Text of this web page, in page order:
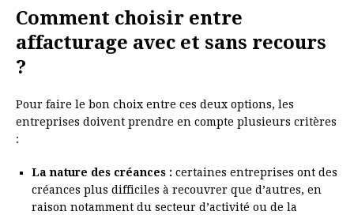
Comment choisir entre
affacturage avec et sans recours
?
Pour faire le bon choix entre ces deux options, les
entreprises doivent prendre en compte plusieurs critères
:
La nature des créances : certaines entreprises ont des
créances plus difficiles à recouvrer que d’autres, en
raison notamment du secteur d’activité ou de la